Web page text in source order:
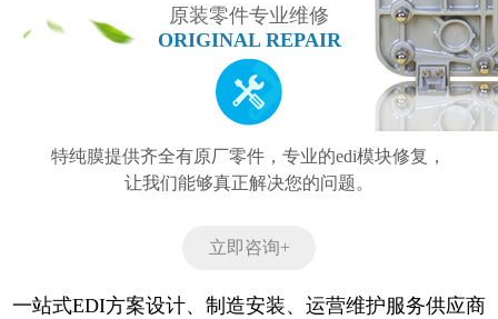
原装零件专业维修
ORIGINAL REPAIR
特纯膜提供齐全有原厂零件，专业的edi模块修复，
让我们能够真正解决您的问题。
立即咨询+
一站式EDI方案设计、制造安装、运营维护服务供应商